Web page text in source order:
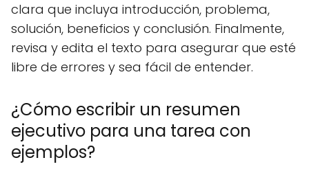
clara que incluya introducción, problema,
solución, beneficios y conclusión. Finalmente,
revisa y edita el texto para asegurar que esté
libre de errores y sea fácil de entender.
¿Cómo escribir un resumen
ejecutivo para una tarea con
ejemplos?